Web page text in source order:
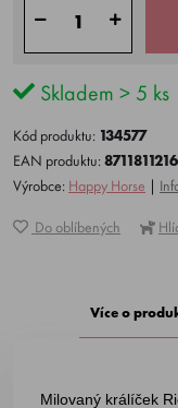
Skladem > 5 ks
Kód produktu: 134577
EAN produktu:
Výrobce: Happy Horse |
Do oblíbených
Více o
Milovaný králíček